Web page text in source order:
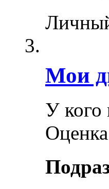
Мои
У кого